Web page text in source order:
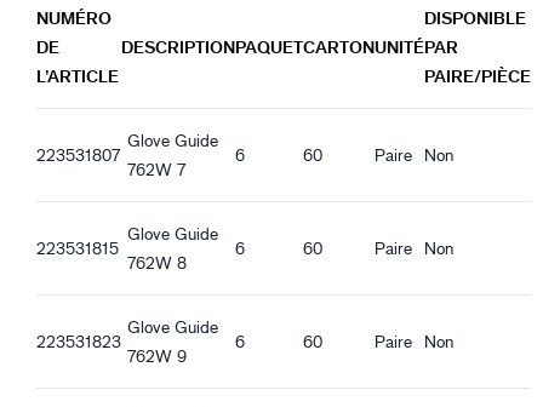
Conforme avec la réglementation REACH
Caractéristiques ergonomiques
Ajustement régulier
Manchette ouverte
Elastique au poignet
Adhérence optimale surfaces sèches
Guide 762W_de-DE_Productsheet.pdf
Guide 762W_es-ES_Productsheet.pdf
Guide 762W_it-IT_Productsheet.pdf
Guide 762W_pl-PL_Productsheet.pdf
Guide 762W_ro-RO_Productsheet.pdf
Guide 762W_hu-HU_Productsheet.pdf
Guide 762W_et-EE_Productsheet.pdf
NUMÉRO
DE
L’ARTICLE
DESCRIPTIONPAQUETCARTONUNITÉ
DISPONIBLE
PAR
PAIRE/PIÈCE
223531807
Glove Guide
762W 7
6 60 Paire Non
223531815
Glove Guide
762W 8
6 60 Paire Non
223531823
Glove Guide
762W 9
6 60 Paire Non